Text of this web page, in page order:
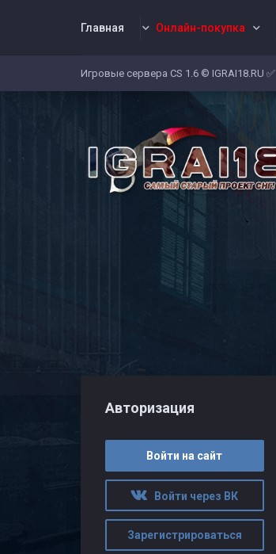
Главная Онлайн-покупка
Игровые сервера CS 1.6 © IGRAI18.RU ✅
Авторизация
Войти на сайт
Войти через ВК
Зарегистрироваться